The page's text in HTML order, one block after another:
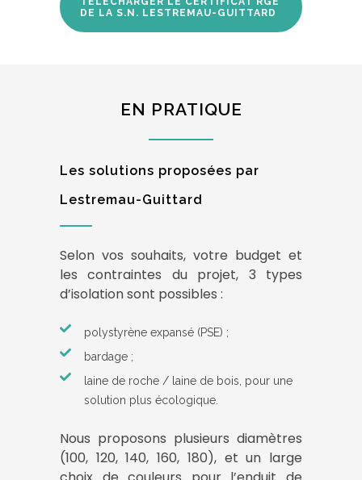
DE LA S.N. LESTREMAU-GUITTARD
EN PRATIQUE
Les solutions proposées par
Lestremau-Guittard
Selon vos souhaits, votre budget et
les contraintes du projet, 3 types
d’isolation sont possibles :
polystyrène expansé (PSE) ;
bardage ;
laine de roche / laine de bois, pour une
solution plus écologique.
Nous proposons plusieurs diamètres
(100, 120, 140, 160, 180), et un large